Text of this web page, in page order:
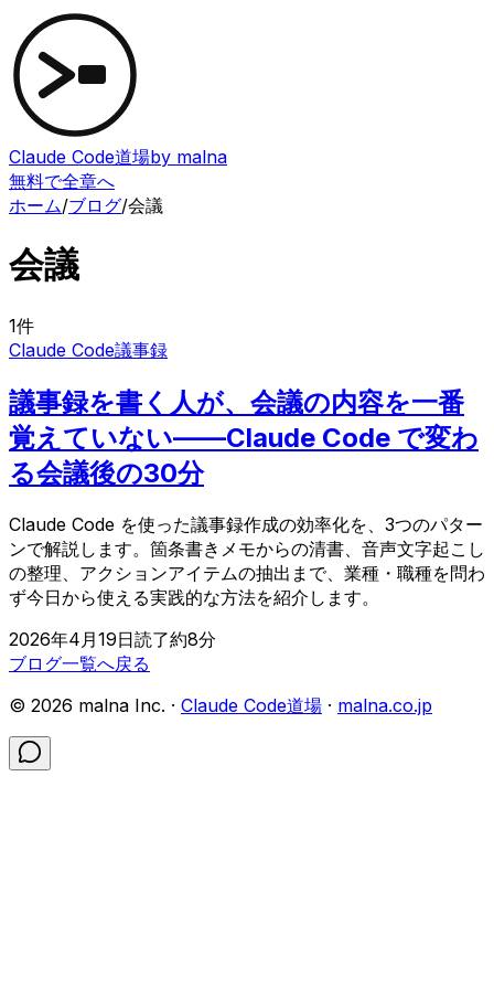
Claude Code道場by malna
無料で全章へ
ホーム/ブログ/会議
会議
1件
Claude Code議事録
議事録を書く人が、会議の内容を一番
覚えていない——Claude Code で変わ
る会議後の30分
Claude Code を使った議事録作成の効率化を、3つのパター
ンで解説します。箇条書きメモからの清書、音声文字起こし
の整理、アクションアイテムの抽出まで、業種・職種を問わ
ず今日から使える実践的な方法を紹介します。
2026年4月19日読了約8分
ブログ一覧へ戻る
© 2026 malna Inc. · Claude Code道場 · malna.co.jp